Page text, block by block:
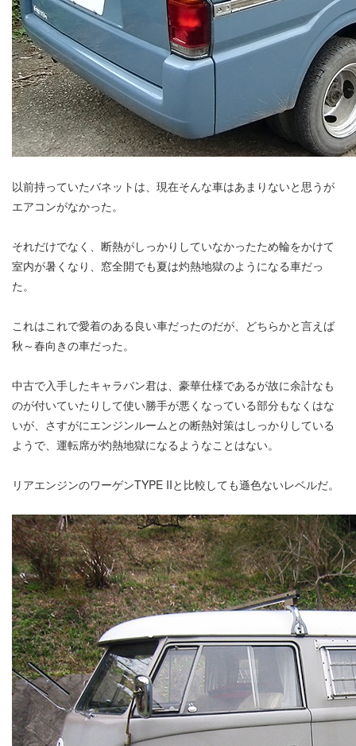
以前持っていたバネットは、現在そんな車はあまりないと思うが
エアコンがなかった。
それだけでなく、断熱がしっかりしていなかったため輪をかけて
室内が暑くなり、窓全開でも夏は灼熱地獄のようになる車だっ
た。
これはこれで愛着のある良い車だったのだが、どちらかと言えば
秋～春向きの車だった。
中古で入手したキャラバン君は、豪華仕様であるが故に余計なも
のが付いていたりして使い勝手が悪くなっている部分もなくはな
いが、さすがにエンジンルームとの断熱対策はしっかりしている
ようで、運転席が灼熱地獄になるようなことはない。
リアエンジンのワーゲンTYPE IIと比較しても遜色ないレベルだ。